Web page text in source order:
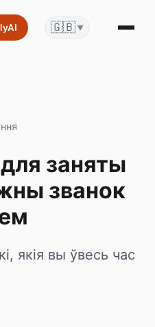
🇬🇧 ▼
заняты
званок
якія вы ўвесь час